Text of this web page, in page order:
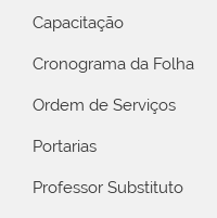
Capacitação
Cronograma da Folha
Ordem de Serviços
Portarias
Professor Substituto